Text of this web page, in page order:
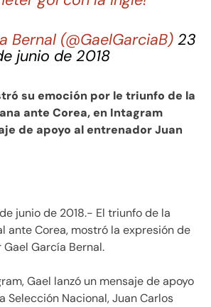
Bernal (@GaelGarciaB) 23
junio de 2018
su emoción por le triunfo de la
ante Corea, en Intagram
de apoyo al entrenador Juan
junio de 2018.- El triunfo de la
ante Corea, mostró la expresión de
García Bernal.
Gael lanzó un mensaje de apoyo
Selección Nacional, Juan Carlos